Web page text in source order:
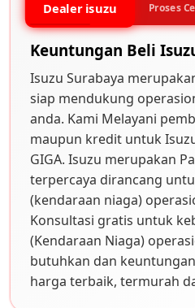
Dealer isuzu Proses
Keuntungan Beli
Isuzu Surabaya
siap mendukung
anda. Kami Melayani
maupun kredit untuk
GIGA. Isuzu merupakan
terpercaya dirancang
(kendaraan niaga)
Konsultasi gratis untuk
(Kendaraan Niaga)
butuhkan dan
harga terbaik, termurah